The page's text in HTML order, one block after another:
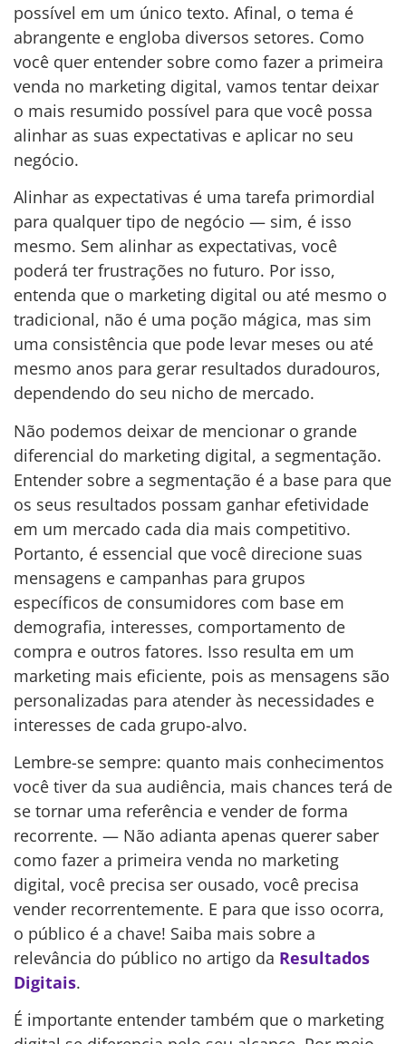
possível em um único texto. Afinal, o tema é
abrangente e engloba diversos setores. Como
você quer entender sobre como fazer a primeira
venda no marketing digital, vamos tentar deixar
o mais resumido possível para que você possa
alinhar as suas expectativas e aplicar no seu
negócio.
Alinhar as expectativas é uma tarefa primordial
para qualquer tipo de negócio — sim, é isso
mesmo. Sem alinhar as expectativas, você
poderá ter frustrações no futuro. Por isso,
entenda que o marketing digital ou até mesmo o
tradicional, não é uma poção mágica, mas sim
uma consistência que pode levar meses ou até
mesmo anos para gerar resultados duradouros,
dependendo do seu nicho de mercado.
Não podemos deixar de mencionar o grande
diferencial do marketing digital, a segmentação.
Entender sobre a segmentação é a base para que
os seus resultados possam ganhar efetividade
em um mercado cada dia mais competitivo.
Portanto, é essencial que você direcione suas
mensagens e campanhas para grupos
específicos de consumidores com base em
demografia, interesses, comportamento de
compra e outros fatores. Isso resulta em um
marketing mais eficiente, pois as mensagens são
personalizadas para atender às necessidades e
interesses de cada grupo-alvo.
Lembre-se sempre: quanto mais conhecimentos
você tiver da sua audiência, mais chances terá de
se tornar uma referência e vender de forma
recorrente. — Não adianta apenas querer saber
como fazer a primeira venda no marketing
digital, você precisa ser ousado, você precisa
vender recorrentemente. E para que isso ocorra,
o público é a chave! Saiba mais sobre a
relevância do público no artigo da Resultados
Digitais.
É importante entender também que o marketing